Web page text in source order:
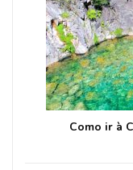
Como ir à